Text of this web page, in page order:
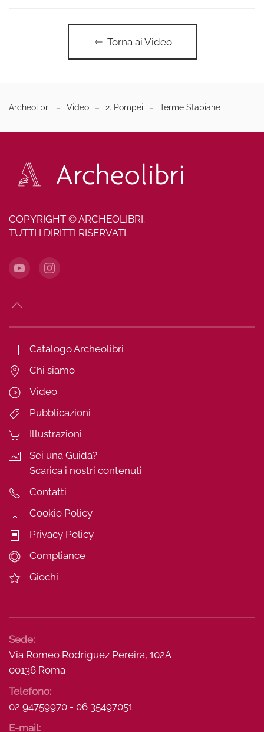
Torna ai Video
Archeolibri Video 2. Pompei Terme Stabiane
COPYRIGHT © ARCHEOLIBRI.
TUTTI I DIRITTI RISERVATI.
Catalogo Archeolibri
Chi siamo
Video
Pubblicazioni
Illustrazioni
Sei una Guida?
Scarica i nostri contenuti
Contatti
Cookie Policy
Privacy Policy
Compliance
Giochi
Sede:
Via Romeo Rodriguez Pereira, 102A
00136 Roma
Telefono:
02 94759970 - 06 35497051
E-mail: